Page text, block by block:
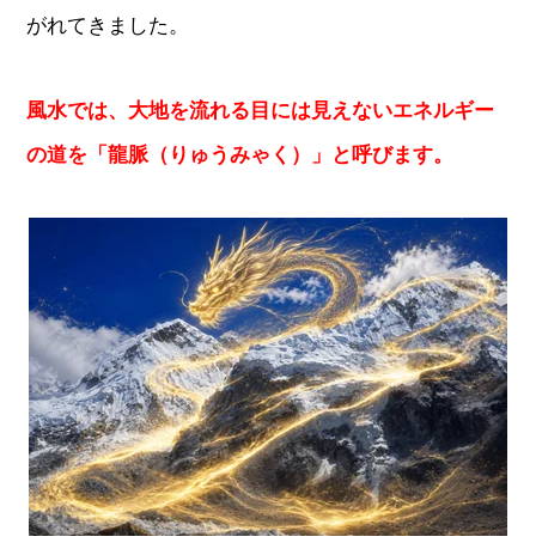
がれてきました。
風水では、大地を流れる目には見えないエネルギー
の道を「龍脈（りゅうみゃく）」と呼びます。